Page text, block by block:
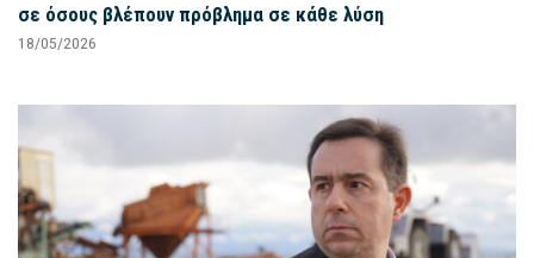
σε όσους βλέπουν πρόβλημα σε κάθε λύση
18/05/2026